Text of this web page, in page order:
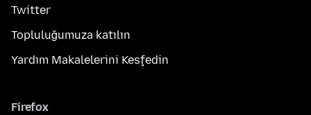
Twitter
Topluluğumuza katılın
Yardım Makalelerini Keşfedin
Firefox